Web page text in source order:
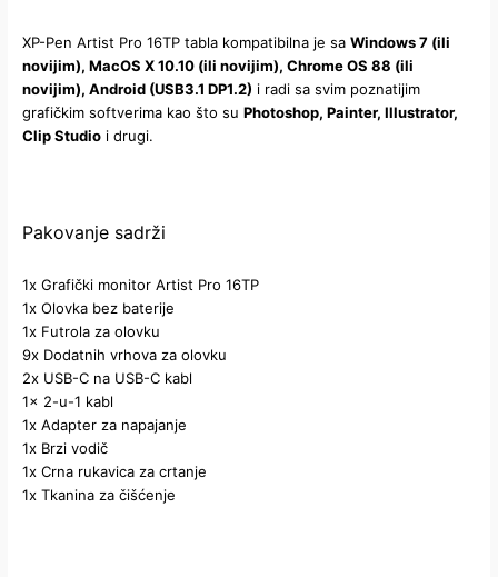
XP-Pen Artist Pro 16TP tabla kompatibilna je saWindows 7 (ili
novijim), MacOS X 10.10 (ili novijim), Chrome OS 88 (ili
novijim), Android (USB3.1 DP1.2) i radi sa svim poznatijim
grafičkim softverima kao što suPhotoshop, Painter, Illustrator,
Clip Studio i drugi.
Pakovanje sadrži
1x Grafički monitor Artist Pro 16TP
1x Olovka bez baterije
1x Futrola za olovku
9x Dodatnih vrhova za olovku
2x USB-C na USB-C kabl
1x 2-u-1 kabl
1x Adapter za napajanje
1x Brzi vodič
1x Crna rukavica za crtanje
1x Tkanina za čišćenje